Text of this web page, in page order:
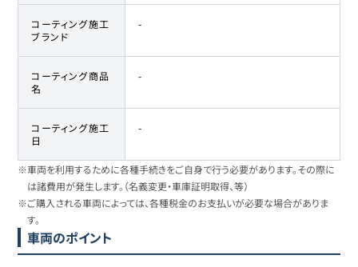
コーティング施工
ブランド
-
コーティング商品
名
-
コーティング施工
日
-
※車両を利用するために各種手続きをご自身で行う必要があります。その際に
は諸費用が発生します。（名義変更・車庫証明取得、等）
※ご購入される車両によっては、各種税金のお支払いが必要な場合がありま
す。
車両のポイント